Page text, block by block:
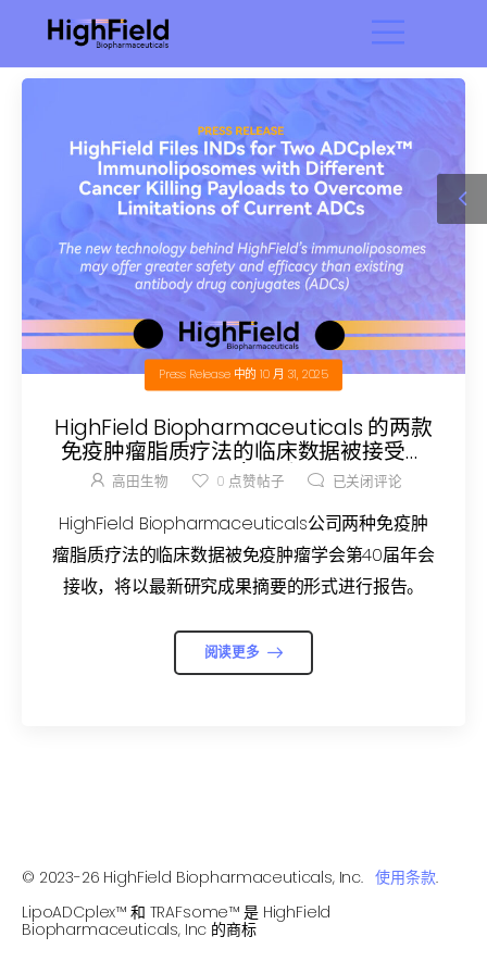
Press Release中的10 月 31, 2025
HighField Biopharmaceuticals 的两款
免疫肿瘤脂质疗法的临床数据被接受为
癌症免疫治疗学会 (SITC) 第 40 届年会
报告。
高田生物 0 点赞帖子 已关闭评论
HighField Biopharmaceuticals公司两种免疫肿
瘤脂质疗法的临床数据被免疫肿瘤学会第40届年会
接收，将以最新研究成果摘要的形式进行报告。
阅读更多
© 2023-26 HighField Biopharmaceuticals, Inc.使用条款.
LipoADCplex™ 和 TRAFsome™ 是 HighField
Biopharmaceuticals, Inc 的商标